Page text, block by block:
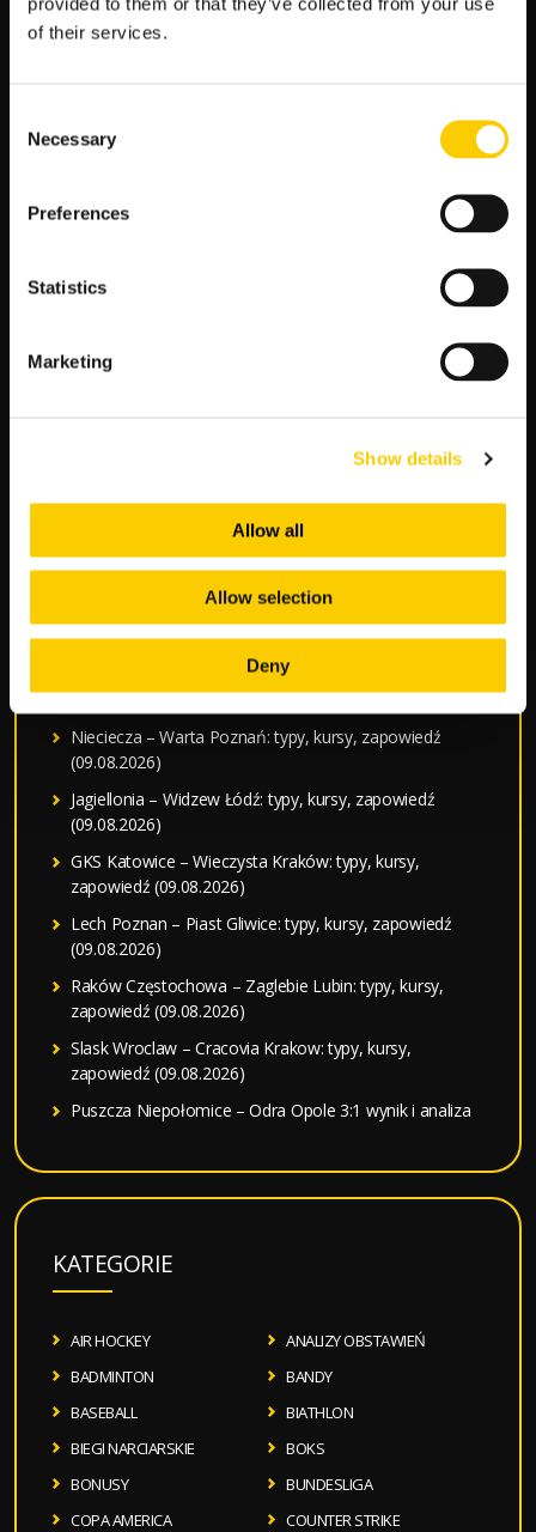
of their services.
Selection
Necessary
Preferences
Statistics
Marketing
Show details
Allow all
Allow selection
Deny
Typy Bukmacherskie na dziś
La Liga Tabela Kursy
Iga Świątek Typy Bukmacherskie
Serie A Tabela Kursy
Typy bukmacherskie na dziś — darmowe typy LV BET
Sparta Rotterdam – Feyenoord: typy, kursy, zapowiedź
(09.08.2026)
Benfica – Academico Viseu: typy, kursy, zapowiedź
(09.08.2026)
Nieciecza – Warta Poznań: typy, kursy, zapowiedź
(09.08.2026)
Jagiellonia – Widzew Łódź: typy, kursy, zapowiedź
(09.08.2026)
GKS Katowice – Wieczysta Kraków: typy, kursy,
zapowiedź (09.08.2026)
Lech Poznan – Piast Gliwice: typy, kursy, zapowiedź
(09.08.2026)
Raków Częstochowa – Zaglebie Lubin: typy, kursy,
zapowiedź (09.08.2026)
Slask Wroclaw – Cracovia Krakow: typy, kursy,
zapowiedź (09.08.2026)
Puszcza Niepołomice – Odra Opole 3:1 wynik i analiza
KATEGORIE
AIR HOCKEY
ANALIZY OBSTAWIEŃ
BADMINTON
BANDY
BASEBALL
BIATHLON
BIEGI NARCIARSKIE
BOKS
BONUSY
BUNDESLIGA
COPA AMERICA
COUNTER STRIKE